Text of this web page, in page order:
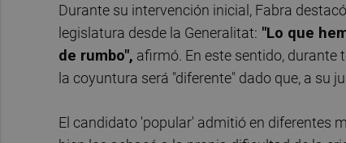
Durante su intervención inicial, Fabra
legislatura desde la Generalitat: "Lo que
de rumbo", afirmó. En este sentido, durante
la coyuntura será "diferente" dado que, a su
El candidato 'popular' admitió en diferentes